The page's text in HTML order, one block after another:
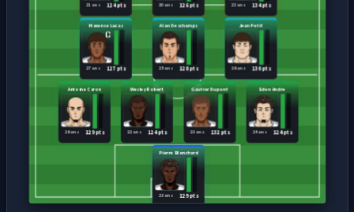
Pierre Blanchard
129 pts
23 ans
Antoine Caron
129 pts
26 ans
Wesley Robert
124 pts
22 ans
Gautier Dupont
132 pts
23 ans
Eden Andre
124 pts
24 ans
Maxence Lucas
127 pts
27 ans
Alan Deschamps
128 pts
25 ans
Jean Petit
130 pts
26 ans
124 pts
21 ans 126 pts
20 ans 134 pts
23 ans